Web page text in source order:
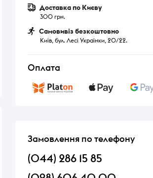
Доставка по Києву
300 грн.
Самовивіз безкоштовно
Київ, бул. Лесі Українки, 20/22.
Оплата
Замовлення по телефону
(044) 286 15 85